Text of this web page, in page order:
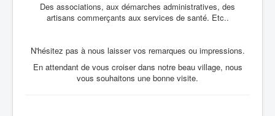
Des associations, aux démarches administratives, des
artisans commerçants aux services de santé. Etc..
N'hésitez pas à nous laisser vos remarques ou impressions.
En attendant de vous croiser dans notre beau village, nous
vous souhaitons une bonne visite.